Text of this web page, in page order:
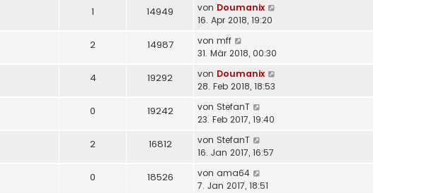
1 14949 von Doumanix
16. Apr 2018, 19:20
2 14987 von mff
31. Mär 2018, 00:30
4 19292 von Doumanix
28. Feb 2018, 18:53
0 19242 von StefanT
23. Feb 2017, 19:40
2 16812 von StefanT
16. Jan 2017, 16:57
0 18526 von ama64
7. Jan 2017, 18:51